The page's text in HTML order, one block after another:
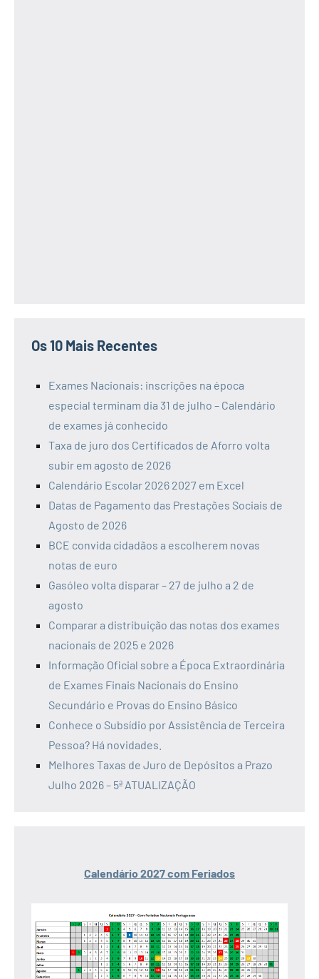
Os 10 Mais Recentes
Exames Nacionais: inscrições na época
especial terminam dia 31 de julho – Calendário
de exames já conhecido
Taxa de juro dos Certificados de Aforro volta
subir em agosto de 2026
Calendário Escolar 2026 2027 em Excel
Datas de Pagamento das Prestações Sociais de
Agosto de 2026
BCE convida cidadãos a escolherem novas
notas de euro
Gasóleo volta disparar – 27 de julho a 2 de
agosto
Comparar a distribuição das notas dos exames
nacionais de 2025 e 2026
Informação Oficial sobre a Época Extraordinária
de Exames Finais Nacionais do Ensino
Secundário e Provas do Ensino Básico
Conhece o Subsídio por Assistência de Terceira
Pessoa? Há novidades.
Melhores Taxas de Juro de Depósitos a Prazo
Julho 2026 – 5ª ATUALIZAÇÃO
Calendário 2027 com Feriados